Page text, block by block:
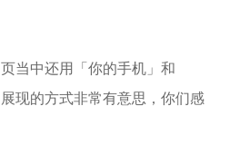
当中还用「你的手机」和
现的方式非常有意思，你们感